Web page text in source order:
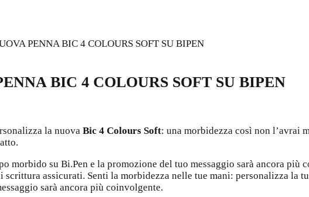
PENNA BIC 4 COLOURS SOFT SU BIPEN
BIC 4 COLOURS SOFT SU BIPEN
la nuova Bic 4 Colours Soft: una morbidezza così non l’avrai
morbido su Bi.Pen e la promozione del tuo messaggio sarà ancora
assicurati. Senti la morbidezza nelle tue mani: personalizza la
sarà ancora più coinvolgente.